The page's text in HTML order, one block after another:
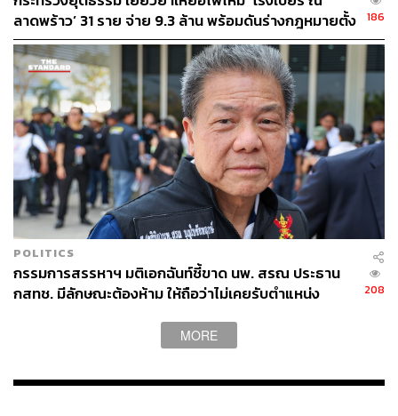
ลาดพร้าว’ 31 ราย จ่าย 9.3 ล้าน พร้อมดันร่างกฎหมายตั้ง
กองทุนช่วยเหยื่อคดีอาญา
186
POLITICS
กรรมการสรรหาฯ มติเอกฉันท์ชี้ขาด นพ. สรณ ประธาน
กสทช. มีลักษณะต้องห้าม ให้ถือว่าไม่เคยรับตำแหน่ง
208
MORE